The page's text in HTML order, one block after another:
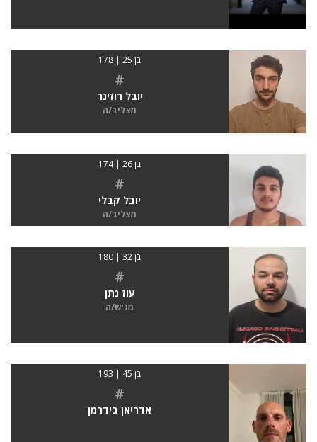
בן 25 | 178
#
יובל רוזינר
מצליב/ה
בן 26 | 174
#
יובל קבלי
מצליב/ה
בן 32 | 180
#
עוז נתן
מגיש/ה
בן 45 | 193
#
אדריאן בידרמן